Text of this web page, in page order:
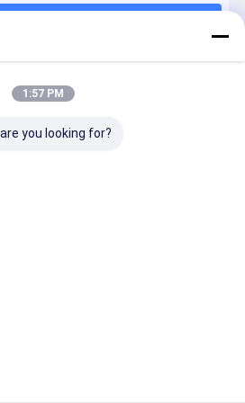
1:57 PM
you looking for?